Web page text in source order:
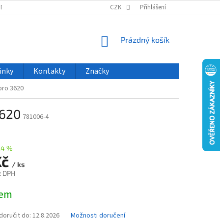
VELKOOBCHOD ČASTO KLADENÉ DOTAZY
CZK Přihlášení
NÁKUPNÍ
Prázdný košík
Kontakty Značky
3620
781006-4
%
/ ks
DPH
do: 12.8.2026 Možnosti doručení